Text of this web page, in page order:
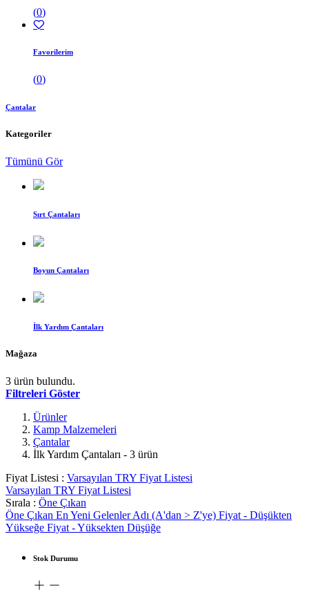
(0)
Favorilerim
(0)
Çantalar
Kategoriler
Tümünü Gör
Sırt Çantaları
Boyun Çantaları
İlk Yardım Çantaları
Mağaza
3 ürün bulundu.
Filtreleri Göster
Ürünler
Kamp Malzemeleri
Çantalar
İlk Yardım Çantaları - 3 ürün
Fiyat Listesi : Varsayılan TRY Fiyat Listesi
Varsayılan TRY Fiyat Listesi
Sırala : Öne Çıkan
Öne Çıkan En Yeni Gelenler Adı (A'dan > Z'ye) Fiyat - Düşükten
Yükseğe Fiyat - Yüksekten Düşüğe
Stok Durumu